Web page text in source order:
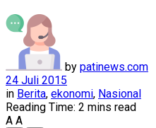
by patinews.com
24 Juli 2015
in Berita, ekonomi, Nasional
Reading Time: 2 mins read
A A